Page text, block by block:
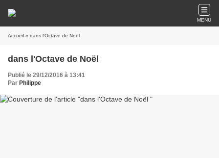
MENU
Accueil » dans l'Octave de Noël
dans l'Octave de Noël
Publié le 29/12/2016 à 13:41
Par Philippe